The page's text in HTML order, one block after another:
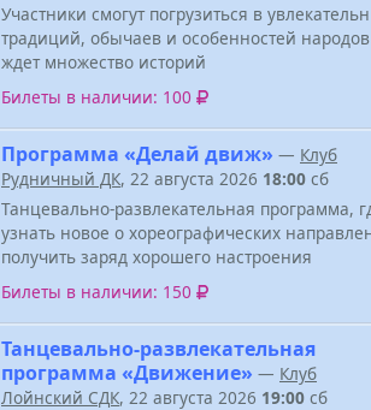
Участники смогут погрузиться в
традиций, обычаев и особенностей
ждет множество историй
Билеты в наличии: 100
Программа «Делай движ» — Клуб
Рудничный ДК, 22 августа 2026 18:00 сб
Танцевально-развлекательная программа,
узнать новое о хореографических
получить заряд хорошего настроения
Билеты в наличии: 150
Танцевально-развлекательная
программа «Движение» — Клуб
Лойнский СДК, 22 августа 2026 19:00 сб